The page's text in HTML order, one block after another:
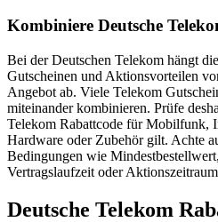
Kombiniere Deutsche
Bei der Deutschen Telekom hängt
Gutscheinen und Aktionsvorteilen
Angebot ab. Viele Telekom
miteinander kombinieren. Prüfe
Telekom Rabattcode für Mobilfunk,
Hardware oder Zubehör gilt. Achte
Bedingungen wie
Vertragslaufzeit oder
Deutsche Telekom